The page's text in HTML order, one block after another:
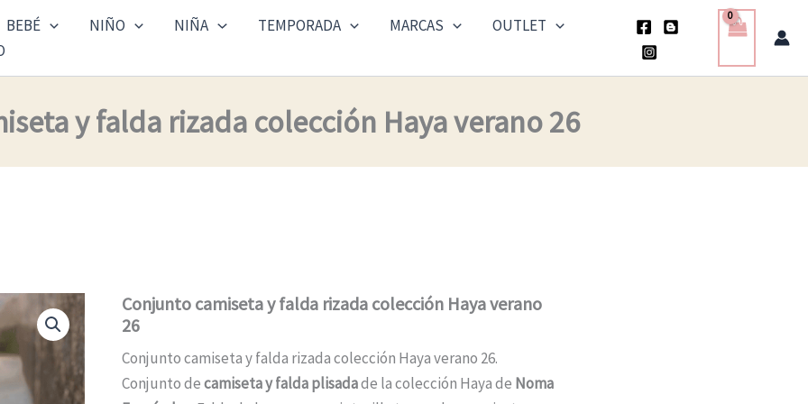
BEBÉ NIÑO NIÑA TEMPORADA MARCAS
OUTLET
y falda rizada colección Haya verano 26
Conjunto camiseta y falda rizada colección Haya verano
26
Conjunto camiseta y falda rizada colección Haya verano 26.
Conjunto decamiseta y falda plisadade la colección Haya de Noma